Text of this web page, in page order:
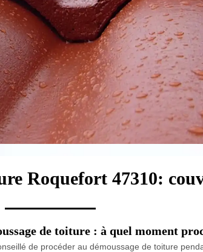
Roquefort 47310:
de toiture : à quel moment
de procéder au démoussage de toiture